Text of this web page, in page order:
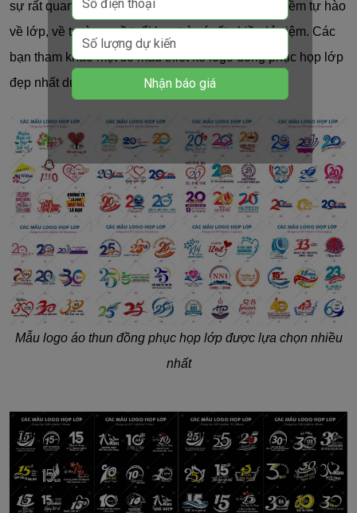
sự rất quan trọng. Logo đồng phục lớp thể hiện niềm tự hào
về lớp, về trường, về tuổi học trò có rất nhiều kỉ niệm. Các
bạn tham khảo một số mẫu thiết kế logo đồng phục họp lớp
đẹp nhất dưới đây nhé.
Mẫu logo áo thun đồng phục họp lớp được lựa chọn nhiều
nhất